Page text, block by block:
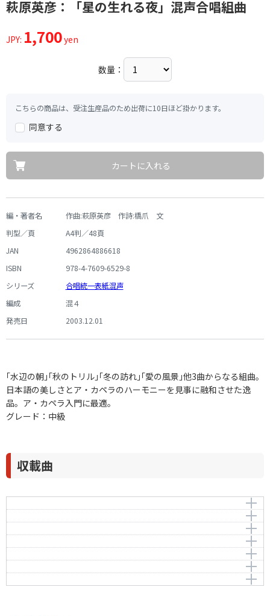
萩原英彦：「星の生れる夜」混声合唱組曲
JPY: 1,700yen
数量：
こちらの商品は、受注生産品のため出荷に10日ほど掛かります。
同意する
カートに入れる
編・著者名
作曲:萩原英彦 作詩:橋爪 文
判型／頁
A4判／48頁
JAN
4962864886618
ISBN
978-4-7609-6529-8
シリーズ
合唱統一表紙混声
編成
混４
発売日
2003.12.01
｢水辺の朝｣｢秋のトリル｣｢冬の訪れ｣｢愛の風景｣他3曲からなる組曲。
日本語の美しさとア・カペラのハーモニーを見事に融和させた逸
品。ア・カペラ入門に最適。
グレード：中級
収載曲
水辺の朝
作曲者：萩原英彦
Hagiwara，Hidehiko
作詞者：橋爪 文
秋のトリル
作曲者：萩原英彦
Hagiwara，Hidehiko
作詞者：橋爪 文
秋と冬のあいだに
作曲者：萩原英彦
Hagiwara，Hidehiko
作詞者：橋爪 文
冬の訪れ
作曲者：萩原英彦
Hagiwara，Hidehiko
作詞者：橋爪 文
愛の風景
作曲者：萩原英彦
Hagiwara，Hidehiko
樹氷と風と
作曲者：萩原英彦
星の生れる夜